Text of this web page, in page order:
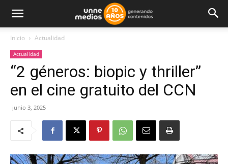
Inicio Actualidad
Actualidad
“2 géneros: biopic y thriller”
en el cine gratuito del CCN
junio 3, 2025